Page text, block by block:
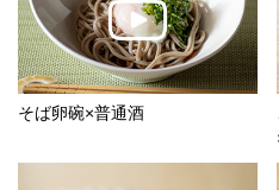
そば卵碗×普通酒